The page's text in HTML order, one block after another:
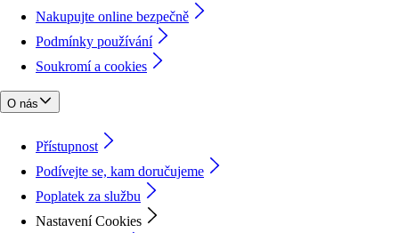
Nakupujte online bezpečně
Podmínky používání
Soukromí a cookies
O nás
Přístupnost
Podívejte se, kam doručujeme
Poplatek za službu
Nastavení Cookies